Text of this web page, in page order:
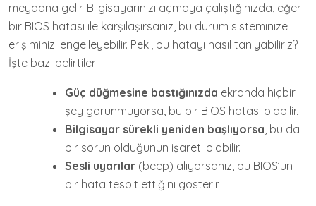
meydana gelir. Bilgisayarınızı açmaya çalıştığınızda, eğer
bir BIOS hatası ile karşılaşırsanız, bu durum sisteminize
erişiminizi engelleyebilir. Peki, bu hatayı nasıl tanıyabiliriz?
İşte bazı belirtiler:
Güç düğmesine bastığınızda ekranda hiçbir
şey görünmüyorsa, bu bir BIOS hatası olabilir.
Bilgisayar sürekli yeniden başlıyorsa, bu da
bir sorun olduğunun işareti olabilir.
Sesli uyarılar (beep) alıyorsanız, bu BIOS’un
bir hata tespit ettiğini gösterir.